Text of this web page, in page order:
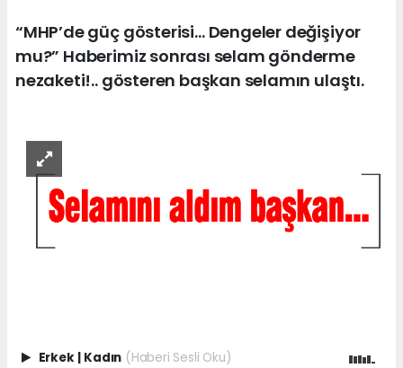
“MHP’de güç gösterisi… Dengeler değişiyor
mu?” Haberimiz sonrası selam gönderme
nezaketi!.. gösteren başkan selamın ulaştı.
Erkek Kadın (Haberi Sesli Oku)